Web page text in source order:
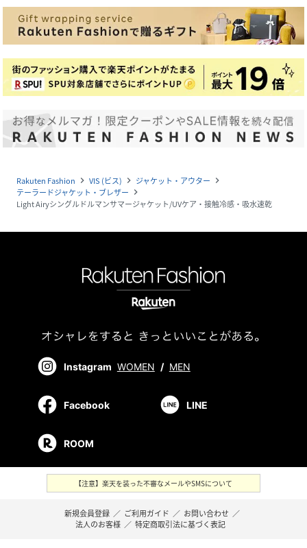
Rakuten Fashion navigate_next VIS (ビス) navigate_next ジャケット・アウター navigate_next
テーラードジャケット・ブレザー navigate_next
Light Airyシングルドルマンサマージャケット/UVケア・接触冷感・吸水速乾
Instagram WOMEN / MEN
Facebook LINE
ROOM
【注意】楽天を装った不審なメールやSMSについて
新規会員登録 ／ ご利用ガイド ／ お問い合わせ ／
法人のお客様 ／ 特定商取引法に基づく表記